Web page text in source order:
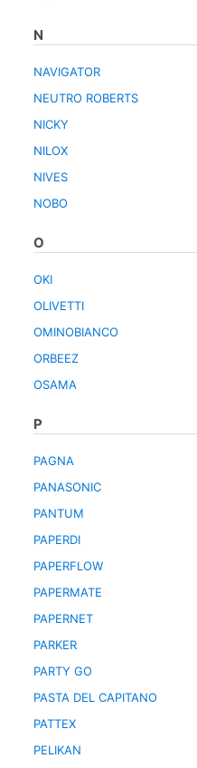
N
NAVIGATOR
NEUTRO ROBERTS
NICKY
NILOX
NIVES
NOBO
O
OKI
OLIVETTI
OMINOBIANCO
ORBEEZ
OSAMA
P
PAGNA
PANASONIC
PANTUM
PAPERDI
PAPERFLOW
PAPERMATE
PAPERNET
PARKER
PARTY GO
PASTA DEL CAPITANO
PATTEX
PELIKAN